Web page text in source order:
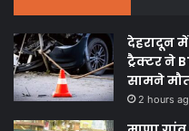
देहरादून
ट्रैक्टर ने
सामने
2 hours